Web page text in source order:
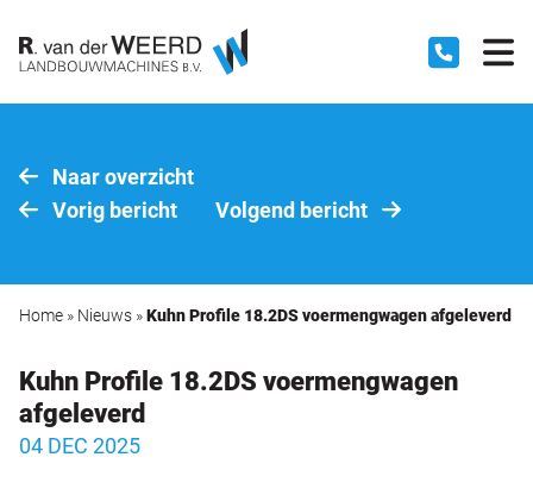
Naar overzicht
Vorig bericht
Volgend bericht
Home » Nieuws »Kuhn Profile 18.2DS voermengwagen afgeleverd
Kuhn Profile 18.2DS voermengwagen
afgeleverd
04 DEC 2025